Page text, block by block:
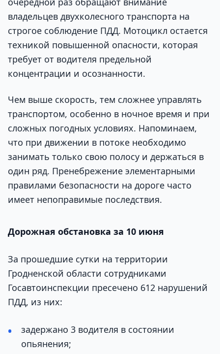
владельцев двухколесного транспорта на
строгое соблюдение ПДД. Мотоцикл остается
техникой повышенной опасности, которая
требует от водителя предельной
концентрации и осознанности.
Чем выше скорость, тем сложнее управлять
транспортом, особенно в ночное время и при
сложных погодных условиях. Напоминаем,
что при движении в потоке необходимо
занимать только свою полосу и держаться в
один ряд. Пренебрежение элементарными
правилами безопасности на дороге часто
имеет непоправимые последствия.
Дорожная обстановка за 10 июня
За прошедшие сутки на территории
Гродненской области сотрудниками
Госавтоинспекции пресечено 612 нарушений
ПДД, из них:
задержано 3 водителя в состоянии
опьянения;